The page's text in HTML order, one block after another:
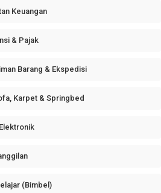
Keuangan
& Pajak
Barang & Ekspedisi
Karpet & Springbed
(Bimbel)